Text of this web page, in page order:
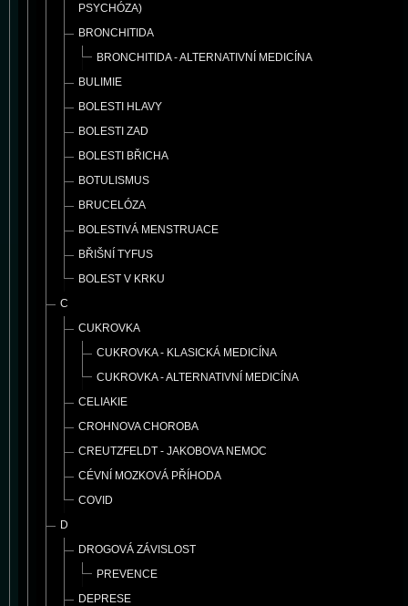
PSYCHÓZA)
BRONCHITIDA
BRONCHITIDA - ALTERNATIVNÍ MEDICÍNA
BULIMIE
BOLESTI HLAVY
BOLESTI ZAD
BOLESTI BŘICHA
BOTULISMUS
BRUCELÓZA
BOLESTIVÁ MENSTRUACE
BŘIŠNÍ TYFUS
BOLEST V KRKU
C
CUKROVKA
CUKROVKA - KLASICKÁ MEDICÍNA
CUKROVKA - ALTERNATIVNÍ MEDICÍNA
CELIAKIE
CROHNOVA CHOROBA
CREUTZFELDT - JAKOBOVA NEMOC
CÉVNÍ MOZKOVÁ PŘÍHODA
COVID
D
DROGOVÁ ZÁVISLOST
PREVENCE
DEPRESE